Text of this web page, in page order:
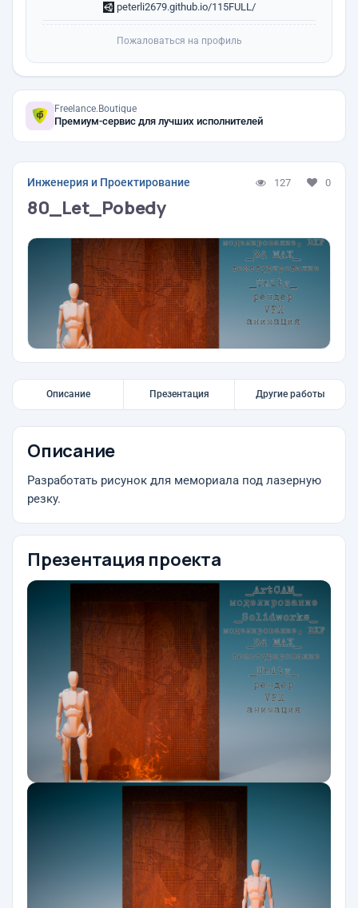
peterli2679.github.io/115FULL/
Пожаловаться на профиль
Freelance.Boutique
Премиум-сервис для лучших исполнителей
Инженерия и Проектирование 127 0
80_Let_Pobedy
Описание Презентация Другие работы
Описание
Разработать рисунок для мемориала под лазерную
резку.
Презентация проекта